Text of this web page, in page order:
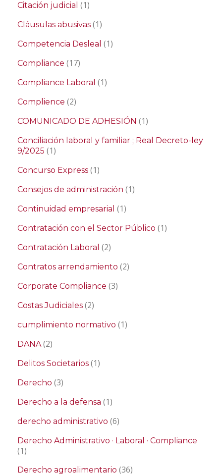
Citación judicial (1)
Cláusulas abusivas (1)
Competencia Desleal (1)
Compliance (17)
Compliance Laboral (1)
Complience (2)
COMUNICADO DE ADHESIÓN (1)
Conciliación laboral y familiar ; Real Decreto-ley
9/2025 (1)
Concurso Express (1)
Consejos de administración (1)
Continuidad empresarial (1)
Contratación con el Sector Público (1)
Contratación Laboral (2)
Contratos arrendamiento (2)
Corporate Compliance (3)
Costas Judiciales (2)
cumplimiento normativo (1)
DANA(2)
Delitos Societarios (1)
Derecho (3)
Derecho a la defensa (1)
derecho administrativo (6)
Derecho Administrativo · Laboral · Compliance
(1)
Derecho agroalimentario (36)